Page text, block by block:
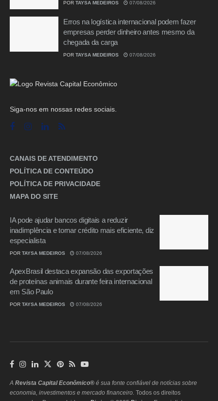
POR TAYSA MEDEIROS 07/08/2026
Erros na logística internacional podem fazer
empresas perder dinheiro antes mesmo da
chegada da carga
POR TAYSA MEDEIROS 07/08/2026
Siga-nos em nossas redes sociais.
CANAIS DE ATENDIMENTO
POLÍTICA DE CONTEÚDO
POLÍTICA DE PRIVACIDADE
MAPA DO SITE
IA pode ajudar bancos digitais a reduzir
inadimplência e tornar crédito mais eficiente, diz
especialista
POR TAYSA MEDEIROS 07/08/2026
ApexBrasil destaca expansão das exportações
de proteínas animais durante feira internacional
em São Paulo
POR TAYSA MEDEIROS 07/08/2026
A Revista Capital Econômico® é sua fonte confiável de notícias sobre
economia, investimentos e mercado financeiro. Todos os direitos